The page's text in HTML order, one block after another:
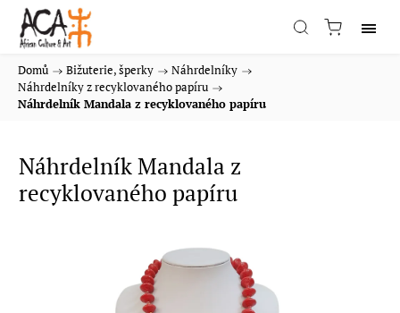
Domů / Bižuterie, šperky / Náhrdelníky /
Náhrdelníky z recyklovaného papíru /
Náhrdelník Mandala z recyklovaného papíru
Náhrdelník Mandala z
recyklovaného papíru